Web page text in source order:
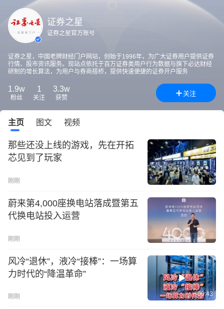
证券之星
证券之星官方账号
证券之星，中国老牌财经门户网站，创始于1996年，为广大证券用户提供证券
行情、股市资讯服务。现站点依托于百万证券类用户行为数据与旗下必达财经
研制的增长算法，为用户与券商搭桥，提供快速便捷的证券开户服务
1.9w
粉丝
1
关注
3.3w
获赞
关注
主页 图文 视频
那些还没上线的游戏，先在开拓
芯见到了玩家
刚刚
蔚来第4,000座换电站落成暨第五
代换电站投入运营
刚刚
风冷“退休”，液冷“接棒”：一场算
力时代的“降温革命”
刚刚 00:43